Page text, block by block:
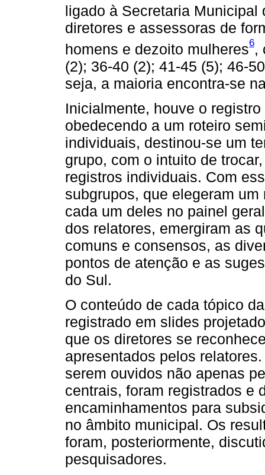
ligado à Secretaria Municipal
diretores e assessoras de
homens e dezoito mulheres6,
(2); 36-40 (2); 41-45 (5); 46-
seja, a maioria encontra-se
Inicialmente, houve o
obedecendo a um roteiro
individuais, destinou-se um
grupo, com o intuito de
registros individuais. Com
subgrupos, que elegeram
cada um deles no painel
dos relatores, emergiram as
comuns e consensos, as
pontos de atenção e as
do Sul.
O conteúdo de cada tópico
registrado em slides
que os diretores se
apresentados pelos
serem ouvidos não apenas
centrais, foram registrados e
encaminhamentos para
no âmbito municipal. Os
foram, posteriormente,
pesquisadores.